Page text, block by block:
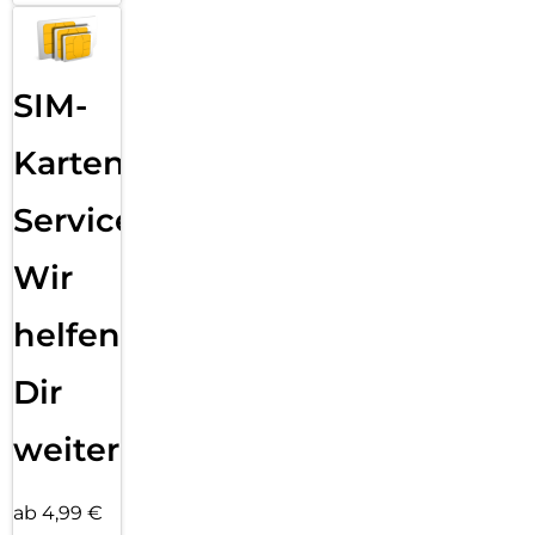
SIM-
Karten
Service:
Wir
helfen
Dir
weiter
ab 4,99 €